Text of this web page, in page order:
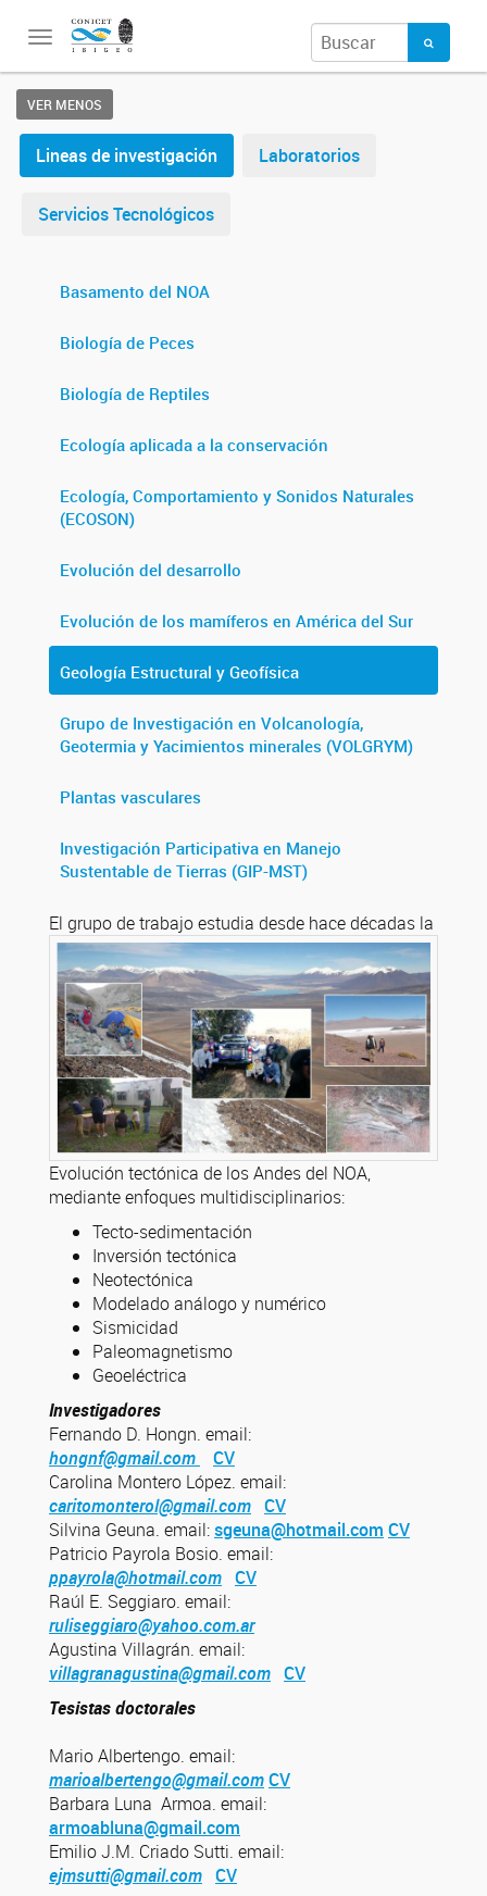
Toggle
VER MENOS
Lineas de investigación Laboratorios
Servicios Tecnológicos
Basamento del NOA
Biología de Peces
Biología de Reptiles
Ecología aplicada a la conservación
Ecología, Comportamiento y Sonidos Naturales
(ECOSON)
Evolución del desarrollo
Evolución de los mamíferos en América del Sur
Geología Estructural y Geofísica
Grupo de Investigación en Volcanología,
Geotermia y Yacimientos minerales (VOLGRYM)
Plantas vasculares
Investigación Participativa en Manejo
Sustentable de Tierras (GIP-MST)
El grupo de trabajo estudia desde hace décadas la
Evolución tectónica de los Andes del NOA,
mediante enfoques multidisciplinarios:
Tecto-sedimentación
Inversión tectónica
Neotectónica
Modelado análogo y numérico
Sismicidad
Paleomagnetismo
Geoeléctrica
Investigadores
Fernando D. Hongn. email:
hongnf@gmail.com
CV
Carolina Montero López. email:
caritomonterol@gmail.com CV
Silvina Geuna. email:sgeuna@hotmail.com CV
Patricio Payrola Bosio. email:
ppayrola@hotmail.com CV
Raúl E. Seggiaro. email:
ruliseggiaro@yahoo.com.ar
Agustina Villagrán. email:
villagranagustina@gmail.com CV
Tesistas doctorales
Mario Albertengo. email:
marioalbertengo@gmail.comCV
Barbara Luna Armoa. email:
armoabluna@gmail.com
Emilio J.M. Criado Sutti. email:
ejmsutti@gmail.com CV